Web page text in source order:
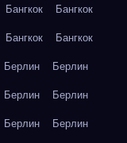
Бангкок
Бангкок
Бангкок
Бангкок
Берлин
Берлин
Берлин
Берлин
Берлин
Берлин